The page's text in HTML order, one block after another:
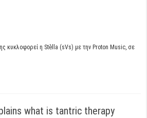
κυκλοφορεί η Stèlla (sVs) με την Proton Music, σε
what is tantric therapy